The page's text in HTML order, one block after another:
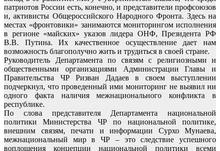
патриотов России есть, конечно, и представители профсоюзов
и, активисты Общероссийского Народного Фронта. Здесь на
местах «фронтовики» занимаются мониторингом исполнения
в регионе «майских» указов лидера ОНФ, Президента РФ
В.В. Путина. Их качественное осуществление дает нам
возможность благополучно жить и трудиться в своей стране.
Руководитель Департамента по связям с религиозными и
общественными организациями Администрации Главы и
Правительства ЧР Ризван Дадаев в своем выступлении
подчеркнул, что проведенный ими мониторинг не выявил ни
одного факта наличия межнационального конфликта в
республике.
По слова представителя Департамента национальной
политики Министерства ЧР по национальной политике,
внешним связям, печати и информации Сурхо Мунаева,
межнациональный мир в ЧР – это следствие успешного
воплощения концепции национальной политики всеми